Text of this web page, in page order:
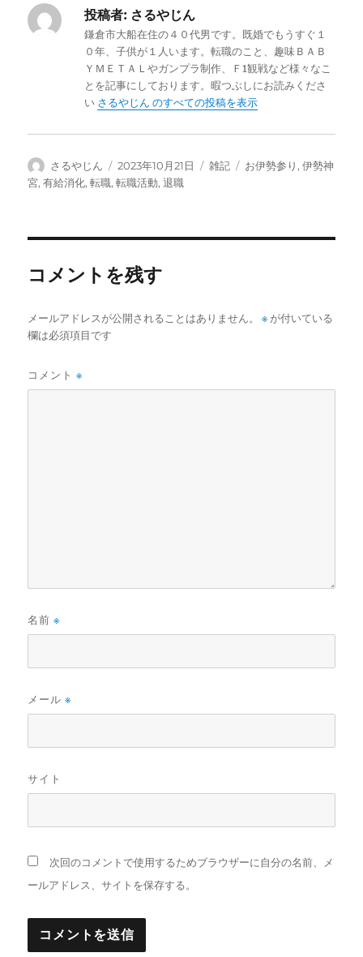
e
k
o
d
o
n
l
投稿者: さるやじん
鎌倉市大船在住の４０代男です。既婚でもうすぐ１
０年、子供が１人います。転職のこと、趣味ＢＡＢ
ＹＭＥＴＡＬやガンプラ制作、Ｆ1観戦など様々なこ
とを記事にしております。暇つぶしにお読みくださ
い さるやじん のすべての投稿を表示
投
稿
さるやじん
投
稿
2023年10月21日
カ
雑記
タ
お伊勢参り ,伊勢神
宮,有給消化,転職,転職活動,退職
コメントを残す
メールアドレスが公開されることはありません。 ※ が付いている
欄は必須項目です
コメント※
名前※
メール※
サイト
次回のコメントで使用するためブラウザーに自分の名前、メ
ールアドレス、サイトを保存する。